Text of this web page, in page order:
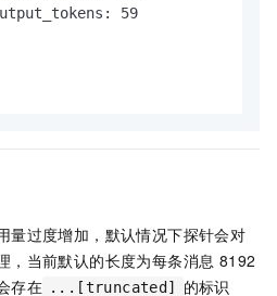
59
量过度增加，默认情况下探针会对
，当前默认的长度为每条消息 8192
存在 ...[truncated] 的标识